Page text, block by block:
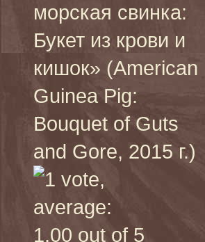
морская свинка:
Букет из крови и
кишок» (American
Guinea Pig:
Bouquet of Guts
and Gore, 2015 г.)